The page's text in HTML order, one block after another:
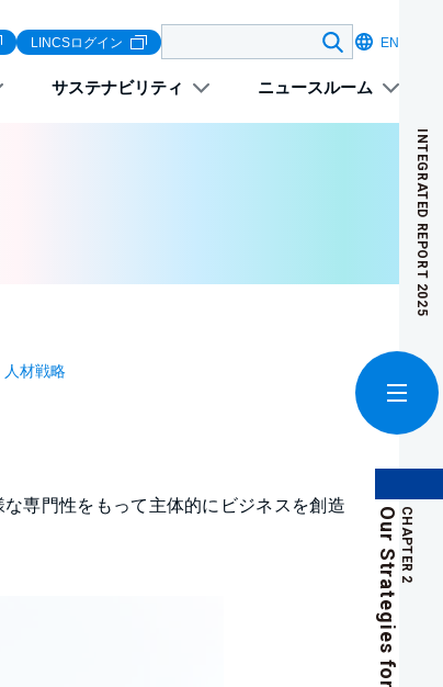
サステナビリティ ニュースルーム
LINCSログイン 検索する
EN
INTEGRATED REPORT 2025
CHAPTER 2
人材戦略
専門性をもって主体的にビジネスを創造